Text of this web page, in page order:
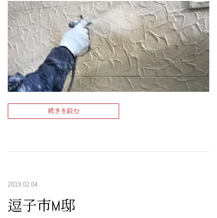
続きを読む
2019.02.04
逗子市M邸